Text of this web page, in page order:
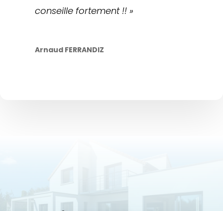
conseille fortement !! »
Arnaud FERRANDIZ